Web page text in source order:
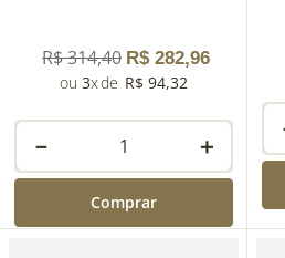
R$314,40 R$ 282,96
3
R$ 94,32
＋
－
Comprar